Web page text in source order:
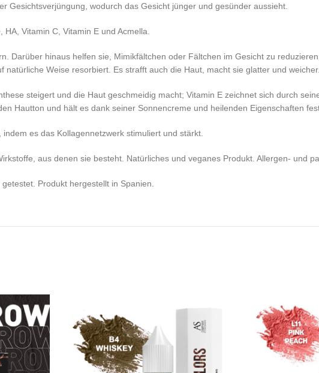
Gesichtsverjüngung, wodurch das Gesicht jünger und gesünder aussieht.
Vitamin C, Vitamin E und Acmella.
Darüber hinaus helfen sie, Mimikfältchen oder Fältchen im Gesicht zu
Weise resorbiert. Es strafft auch die Haut, macht sie glatter und weicher.
steigert und die Haut geschmeidig macht; Vitamin E zeichnet sich durch
Hautton und hält es dank seiner Sonnencreme und heilenden Eigenschaften
es das Kollagennetzwerk stimuliert und stärkt.
aus denen sie besteht. Natürliches und veganes Produkt. Allergen- und
Produkt hergestellt in Spanien.